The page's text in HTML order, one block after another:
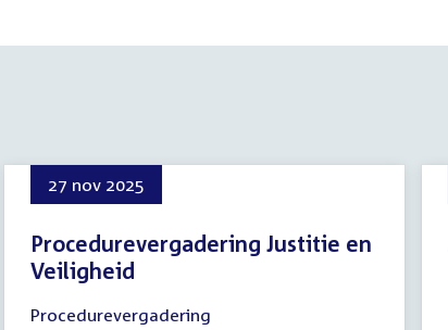
27 nov 2025
Procedurevergadering Justitie en
Veiligheid
november
Procedurevergadering